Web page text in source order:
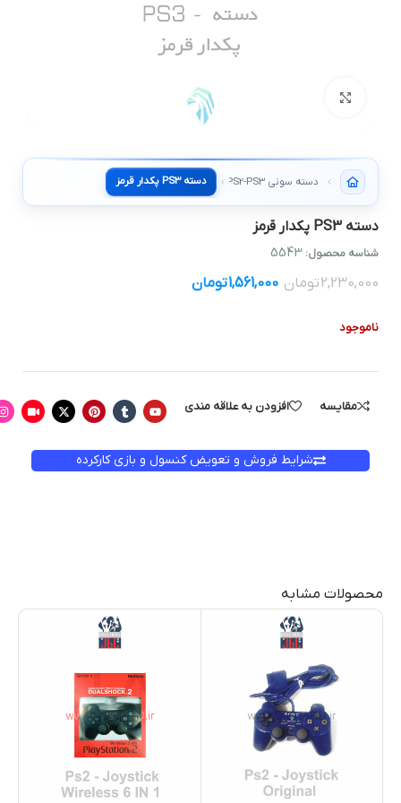
دسته سونی PS1-PS2-PS3 دسته PS3 پکدار قرمز
دسته PS3 پکدار قرمز
شناسه محصول: 5543
2,230,000تومان 1,561,000تومان
ناموجود
مقایسه افزودن به علاقه مندی
شرایط فروش و تعویض کنسول و بازی کارکرده
محصولات مشابه